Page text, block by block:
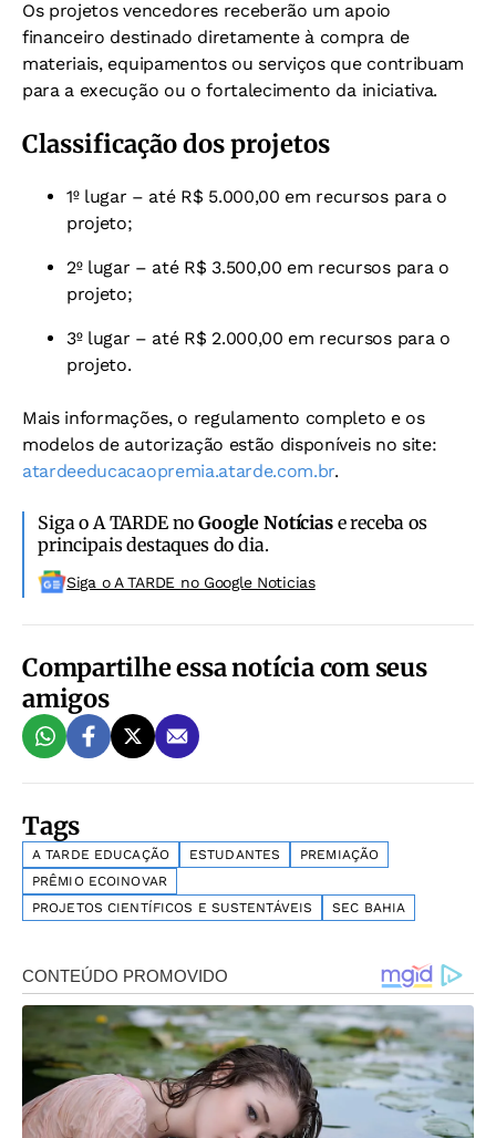
Os projetos vencedores receberão um apoio
financeiro destinado diretamente à compra de
materiais, equipamentos ou serviços que contribuam
para a execução ou o fortalecimento da iniciativa.
Classificação dos projetos
1º lugar – até R$ 5.000,00 em recursos para o
projeto;
2º lugar – até R$ 3.500,00 em recursos para o
projeto;
3º lugar – até R$ 2.000,00 em recursos para o
projeto.
Mais informações, o regulamento completo e os
modelos de autorização estão disponíveis no site:
atardeeducacaopremia.atarde.com.br.
Siga o A TARDE noGoogle Notíciase receba os
principais destaques do dia.
Siga o A TARDE no Google Noticias
Compartilhe essa notícia com seus
amigos
Tags
A TARDE EDUCAÇÃO ESTUDANTES
PREMIAÇÃO
PRÊMIO ECOINOVAR
PROJETOS CIENTÍFICOS E SUSTENTÁVEIS
SEC BAHIA